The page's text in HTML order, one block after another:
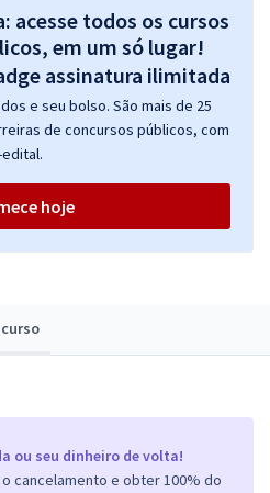
ou seu dinheiro de volta!
cancelamento e obter 100% do
acesse todos os cursos
em um só lugar!
e seu bolso. São mais de 25
de concursos públicos, com
hoje